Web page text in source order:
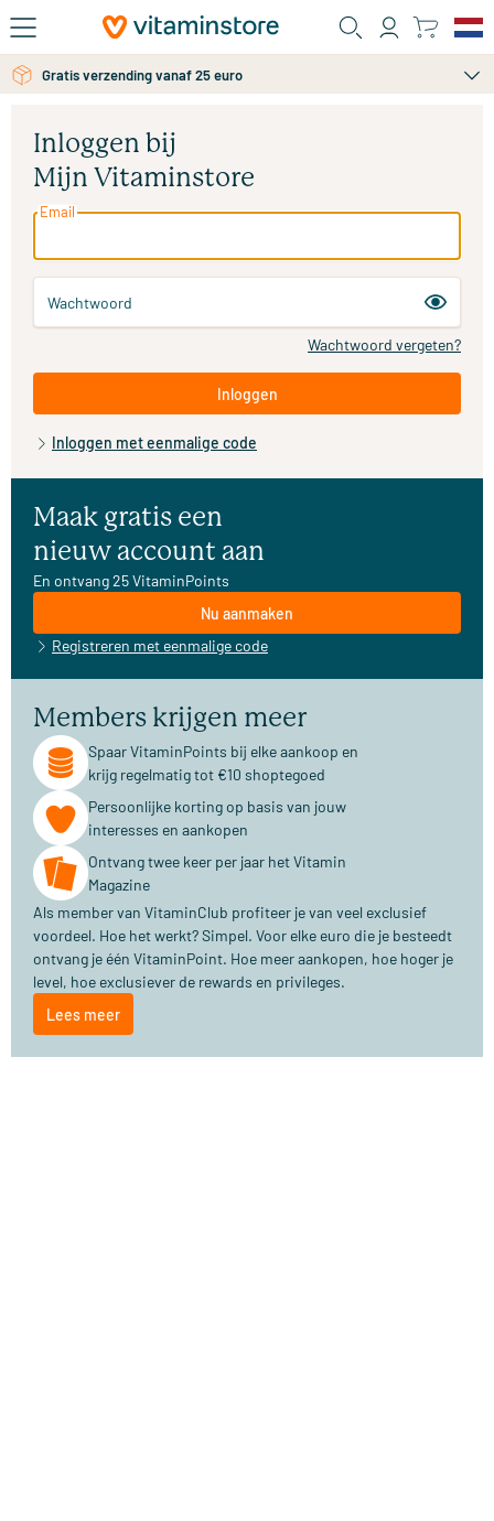
Ga naar de hoofdinhoud
Gratis verzending vanaf 25 euro
Gratis persoonlijk advies via chat of email
Inloggen bij
Mijn Vitaminstore
Email
Wachtwoord
Wachtwoord vergeten?
Inloggen
Inloggen met eenmalige code
Maak gratis een
nieuw account aan
En ontvang 25 VitaminPoints
Nu aanmaken
Registreren met eenmalige code
Members krijgen meer
Spaar VitaminPoints bij elke aankoop en
krijg regelmatig tot €10 shoptegoed
Persoonlijke korting op basis van jouw
interesses en aankopen
Ontvang twee keer per jaar het Vitamin
Magazine
Als member van VitaminClub profiteer je van veel exclusief
voordeel. Hoe het werkt? Simpel. Voor elke euro die je besteedt
ontvang je één VitaminPoint. Hoe meer aankopen, hoe hoger je
level, hoe exclusiever de rewards en privileges.
Lees meer